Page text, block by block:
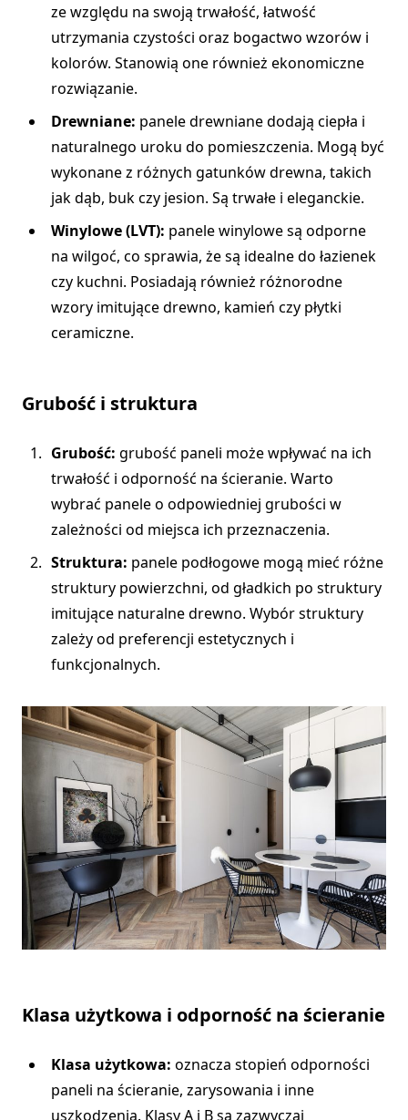
ze względu na swoją trwałość, łatwość
utrzymania czystości oraz bogactwo wzorów i
kolorów. Stanowią one również ekonomiczne
rozwiązanie.
Drewniane: panele drewniane dodają ciepła i
naturalnego uroku do pomieszczenia. Mogą być
wykonane z różnych gatunków drewna, takich
jak dąb, buk czy jesion. Są trwałe i eleganckie.
Winylowe (LVT): panele winylowe są odporne
na wilgoć, co sprawia, że są idealne do łazienek
czy kuchni. Posiadają również różnorodne
wzory imitujące drewno, kamień czy płytki
ceramiczne.
Grubość i struktura
Grubość: grubość paneli może wpływać na ich
trwałość i odporność na ścieranie. Warto
wybrać panele o odpowiedniej grubości w
zależności od miejsca ich przeznaczenia.
Struktura: panele podłogowe mogą mieć różne
struktury powierzchni, od gładkich po struktury
imitujące naturalne drewno. Wybór struktury
zależy od preferencji estetycznych i
funkcjonalnych.
Klasa użytkowa i odporność na ścieranie
Klasa użytkowa: oznacza stopień odporności
paneli na ścieranie, zarysowania i inne
uszkodzenia. Klasy A i B są zazwyczaj